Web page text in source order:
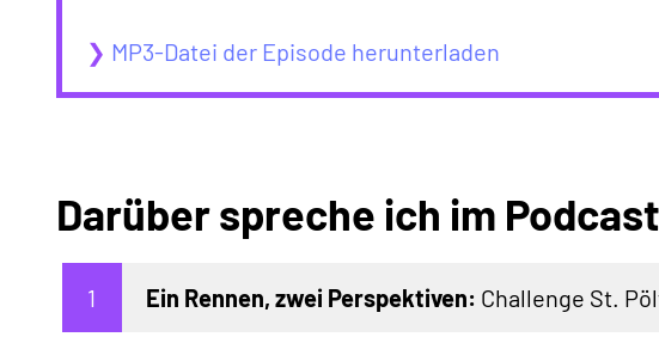
❯ MP3-Datei der Episode herunterladen
Darüber spreche ich im
Ein Rennen, zwei Perspektiven: Challenge St.